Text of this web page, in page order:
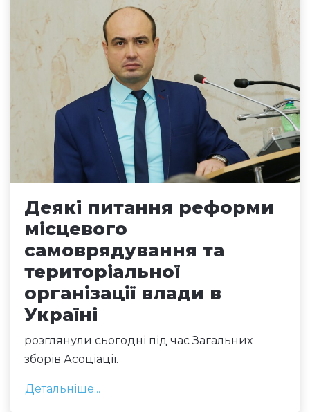
Деякі питання реформи
місцевого
самоврядування та
територіальної
організації влади в
Україні
розглянули сьогодні під час Загальних
зборів Асоціації.
Детальніше...